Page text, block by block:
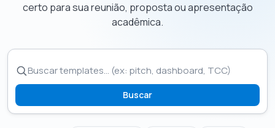
certo para sua reunião, proposta ou apresentação
acadêmica.
Buscar